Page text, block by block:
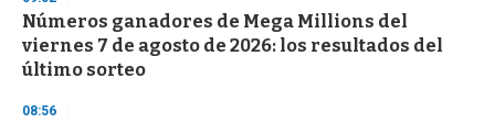
Números ganadores de Mega Millions del
viernes 7 de agosto de 2026: los resultados del
último sorteo
08:56